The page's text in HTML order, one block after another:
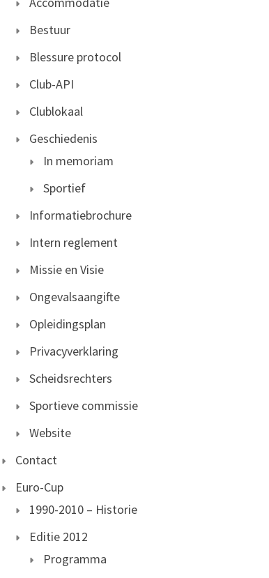
Bestuur
Blessure protocol
Club-API
Clublokaal
Geschiedenis
In memoriam
Sportief
Informatiebrochure
Intern reglement
Missie en Visie
Ongevalsaangifte
Opleidingsplan
Privacyverklaring
Scheidsrechters
Sportieve commissie
Website
Contact
Euro-Cup
1990-2010 – Historie
Editie 2012
Programma